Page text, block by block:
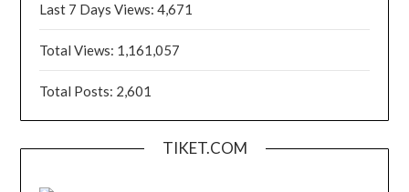
Last 7 Days Views:4,671
Total Views: 1,161,057
Total Posts: 2,601
TIKET.COM